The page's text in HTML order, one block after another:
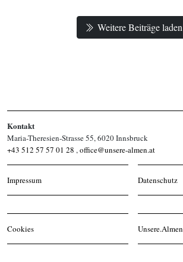
Weitere Beiträge laden
Kontakt
Maria-Theresien-Strasse 55, 6020 Innsbruck
+43 512 57 57 01 28 ,office@unsere-almen.at
Impressum Datenschutz
Cookies Unsere.Almen